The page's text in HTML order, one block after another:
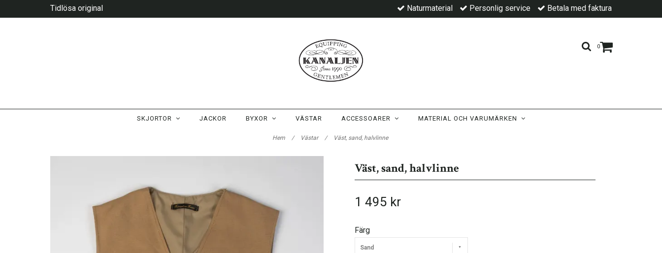
Tidlösa original Naturmaterial Personlig service Betala med faktura
0
SKJORTOR JACKOR BYXOR VÄSTAR ACCESSOARER MATERIAL OCH VARUMÄRKEN
Hem / Västar / Väst, sand, halvlinne
Väst, sand, halvlinne
1 495 kr
Färg
Sand